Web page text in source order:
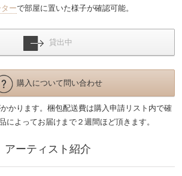
ーで部屋に置いた様子が確認可能。
貸出中
購入について問い合わせ
かります。梱包配送費は購入申請リスト内で確
によってお届けまで２週間ほど頂きます。
アーティスト紹介